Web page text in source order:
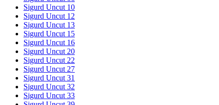
Sigurd Uncut 10
Sigurd Uncut 12
Sigurd Uncut 13
Sigurd Uncut 15
Sigurd Uncut 16
Sigurd Uncut 20
Sigurd Uncut 22
Sigurd Uncut 27
Sigurd Uncut 31
Sigurd Uncut 32
Sigurd Uncut 33